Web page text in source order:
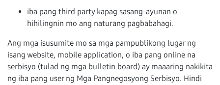
iba pang third party kapag sasang-ayunan o
hihilingnin mo ang naturang pagbabahagi.
Ang mga isusumite mo sa mga pampublikong lugar ng
isang website, mobile application, o iba pang online na
serbisyo (tulad ng mga bulletin board) ay maaaring nakikita
ng iba pang user ng Mga Pangnegosyong Serbisyo. Hindi